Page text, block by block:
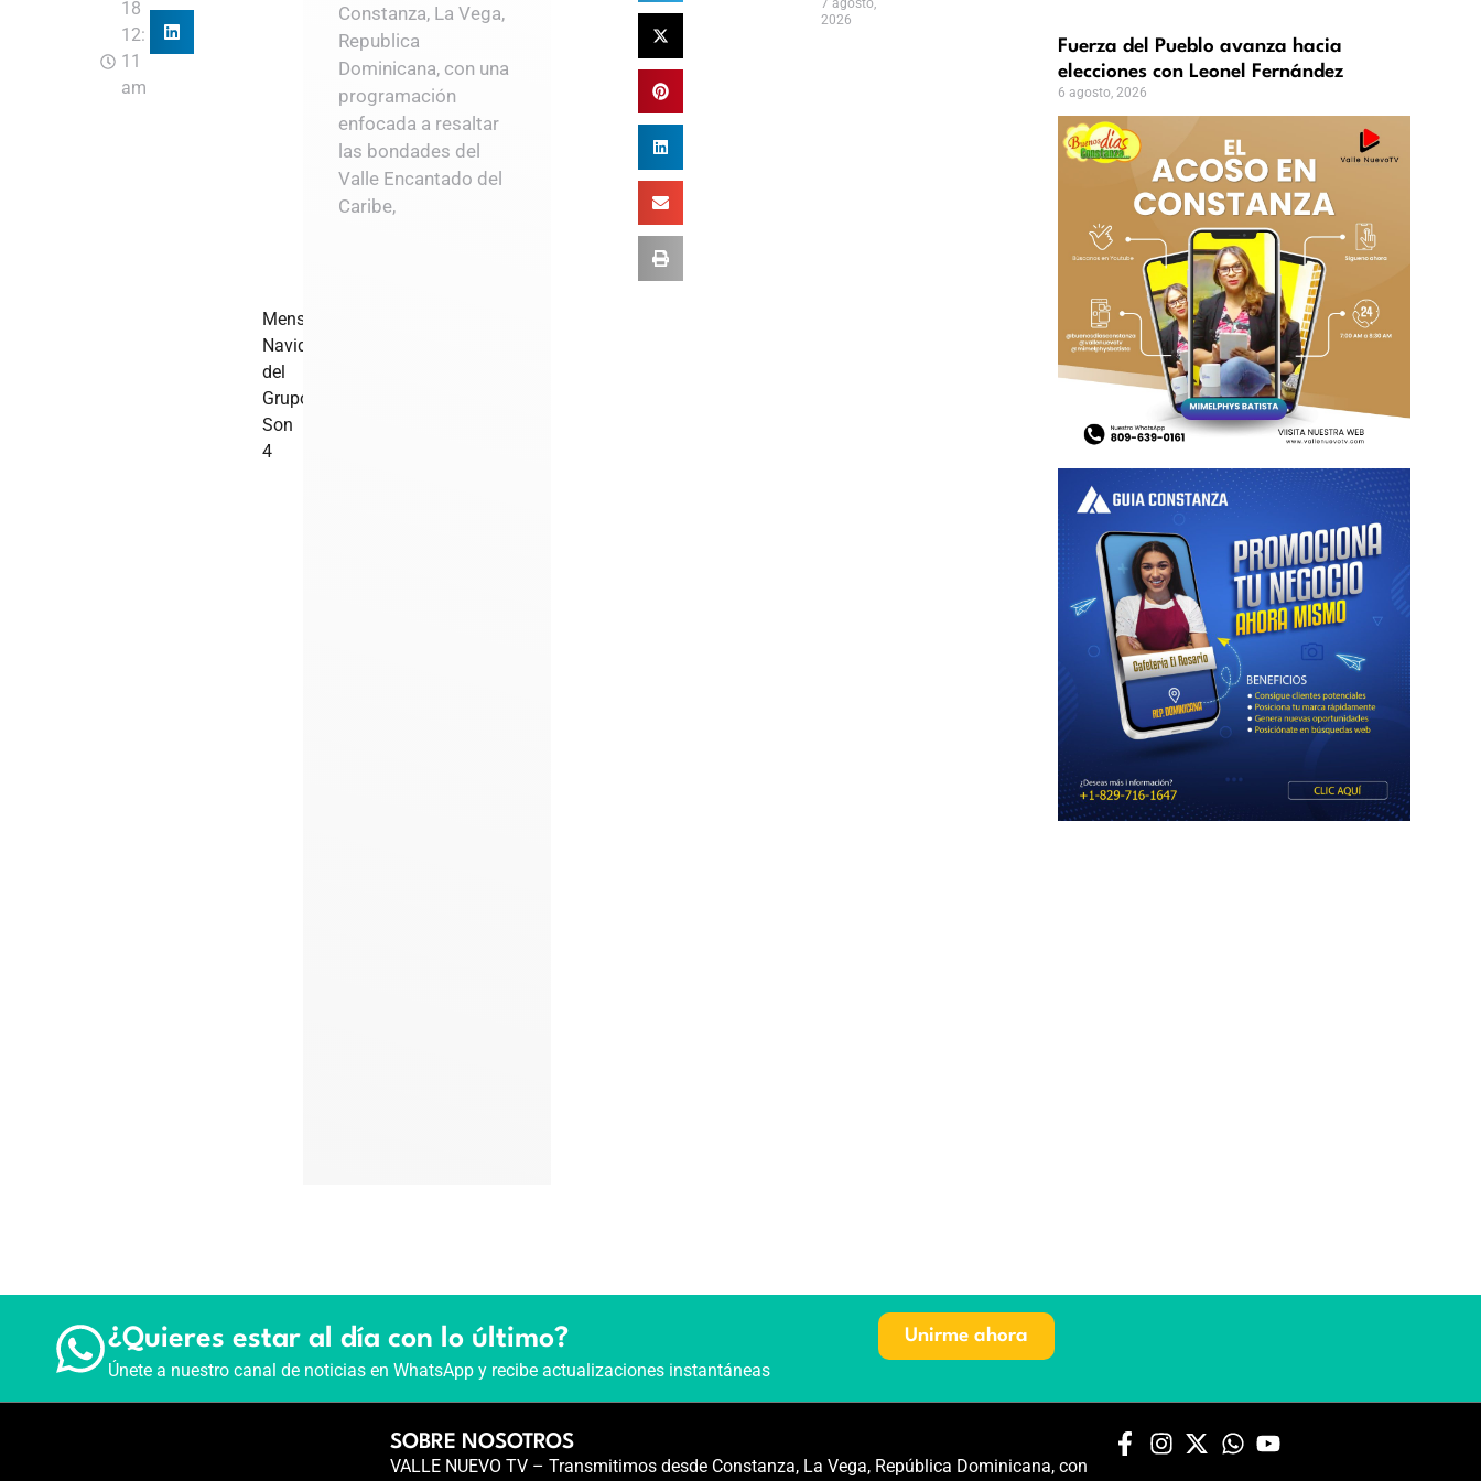
18
12:
11
am
Mensaje
Navideño
del
Grupo
Son
4
Constanza, La Vega,
Republica
Dominicana, con una
programación
enfocada a resaltar
las bondades del
Valle Encantado del
Caribe,
7 agosto,
2026
Fuerza del Pueblo avanza hacia
elecciones con Leonel Fernández
6 agosto, 2026
¿Quieres estar al día con lo último?
Únete a nuestro canal de noticias en WhatsApp y recibe actualizaciones instantáneas
Unirme ahora
SOBRE NOSOTROS
VALLE NUEVO TV – Transmitimos desde Constanza, La Vega, República Dominicana, con